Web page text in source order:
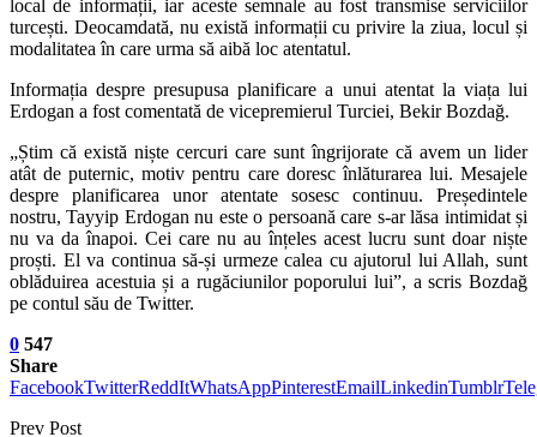
local de informații, iar aceste semnale au fost transmise serviciilor
turcești. Deocamdată, nu există informații cu privire la ziua, locul și
modalitatea în care urma să aibă loc atentatul.
Informația despre presupusa planificare a unui atentat la viața lui
Erdogan a fost comentată de vicepremierul Turciei, Bekir Bozdağ.
„Știm că există niște cercuri care sunt îngrijorate că avem un lider
atât de puternic, motiv pentru care doresc înlăturarea lui. Mesajele
despre planificarea unor atentate sosesc continuu. Președintele
nostru, Tayyip Erdogan nu este o persoană care s-ar lăsa intimidat și
nu va da înapoi. Cei care nu au înțeles acest lucru sunt doar niște
proști. El va continua să-și urmeze calea cu ajutorul lui Allah, sunt
oblăduirea acestuia și a rugăciunilor poporului lui”, a scris Bozdağ
pe contul său de Twitter.
0 547
Share
FacebookTwitterReddItWhatsAppPinterestEmailLinkedinTumblr
Prev Post